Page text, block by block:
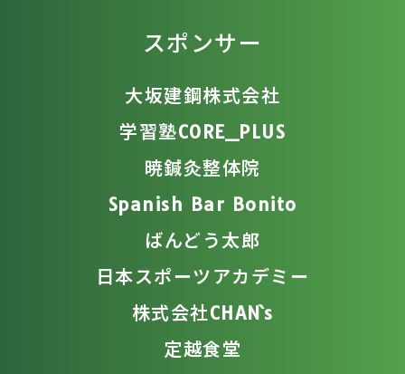
スポンサー
大坂建鋼株式会社
学習塾CORE_PLUS
暁鍼灸整体院
Spanish Bar Bonito
ばんどう太郎
日本スポーツアカデミー
株式会社CHAN`s
定越食堂